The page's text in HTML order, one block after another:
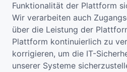
Funktionalität der Plattform
Wir verarbeiten auch
über die Leistung der
Plattform kontinuierlich zu
korrigieren, um die IT-
unserer Systeme